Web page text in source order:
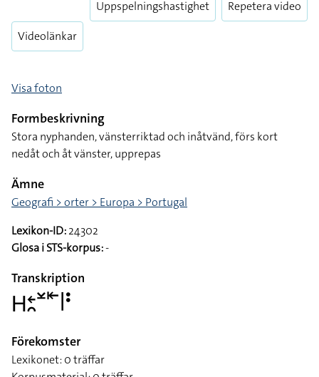
Videolänkar
Uppspelningshastighet Repetera video
Visa foton
Formbeskrivning
Stora nyphanden, vänsterriktad och inåtvänd, förs kort
nedåt och åt vänster, upprepas
Ämne
Geografi > orter > Europa > Portugal
Lexikon-ID:24302
Glosa i STS-korpus:-
Transkription
􌤲􌥓􌥘􌥸􌥩􌥼􌥻
Förekomster
Lexikonet: 0 träffar